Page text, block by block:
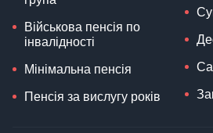
Військова пенсія по
інвалідності
Мінімальна пенсія
Пенсія за вислугу років